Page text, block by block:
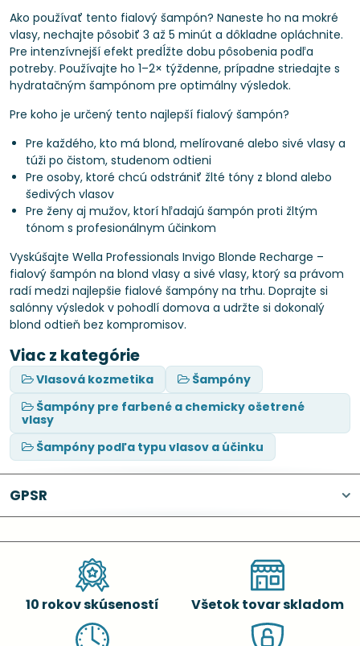
Ako používať tento fialový šampón? Naneste ho na mokré
vlasy, nechajte pôsobiť 3 až 5 minút a dôkladne opláchnite.
Pre intenzívnejší efekt predĺžte dobu pôsobenia podľa
potreby. Používajte ho 1–2× týždenne, prípadne striedajte s
hydratačným šampónom pre optimálny výsledok.
Pre koho je určený tento najlepší fialový šampón?
Pre každého, kto má blond, melírované alebo sivé vlasy a
túži po čistom, studenom odtieni
Pre osoby, ktoré chcú odstrániť žlté tóny z blond alebo
šedivých vlasov
Pre ženy aj mužov, ktorí hľadajú šampón proti žltým
tónom s profesionálnym účinkom
Vyskúšajte Wella Professionals Invigo Blonde Recharge –
fialový šampón na blond vlasy a sivé vlasy, ktorý sa právom
radí medzi najlepšie fialové šampóny na trhu. Doprajte si
salónny výsledok v pohodlí domova a udržte si dokonalý
blond odtieň bez kompromisov.
Viac z kategórie
Vlasová kozmetika
Šampóny
Šampóny pre farbené a chemicky ošetrené
vlasy
Šampóny podľa typu vlasov a účinku
GPSR
10 rokov skúseností Všetok tovar skladom